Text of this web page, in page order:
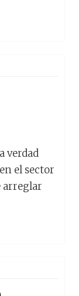
verdad
el sector
arreglar